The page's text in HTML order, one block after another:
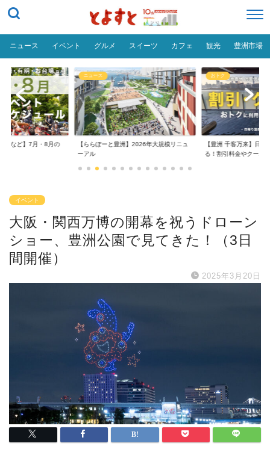
ニュース イベント グルメ スイーツ カフェ 観光 豊洲市場
場など】7月・8月の
ニュース
【ららぽーと豊洲】2026年大規模リニュ
ーアル
おトク
【豊洲 千客万来】日帰
る！割引料金やクーポ...
イベント
大阪・関西万博の開幕を祝うドローン
ショー、豊洲公園で見てきた！（3日
間開催）
2025年3月20日